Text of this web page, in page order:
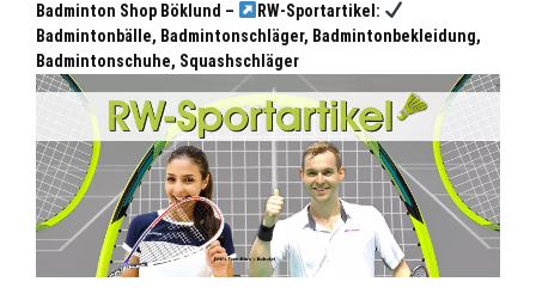
Badminton Shop Böklund –
RW-Sportartikel:
Badmintonbälle, Badmintonschläger, Badmintonbekleidung,
Badmintonschuhe, Squashschläger